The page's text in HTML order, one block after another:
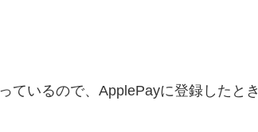
ているので、ApplePayに登録したとき